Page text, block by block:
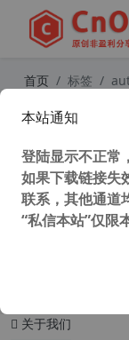
首页 标签
关于我们
本站通知
登陆显示不正常
如果下载链接失
联系，其他通道
“私信本站”仅限